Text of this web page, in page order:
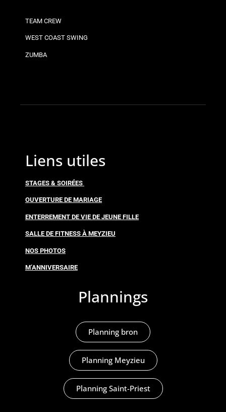
TEAM CREW
WEST COAST SWING
ZUMBA
Liens utiles
STAGES & SOIRÉES
OUVERTURE DE MARIAGE
ENTERREMENT DE VIE DE JEUNE FILLE
SALLE DE FITNESS À MEYZIEU
NOS PHOTOS
M’ANNIVERSAIRE
Plannings
Planning bron
Planning Meyzieu
Planning Saint-Priest